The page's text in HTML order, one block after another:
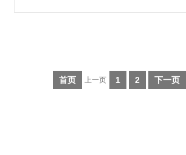
首页 上一页 1 2 下一页